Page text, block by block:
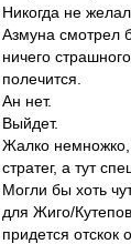
Никогда не
Азмуна смотрел
ничего
полечится.
Ан нет.
Выйдет.
Жалко немножко,
стратег, а тут
Могли бы хоть
для Жиго/
придется